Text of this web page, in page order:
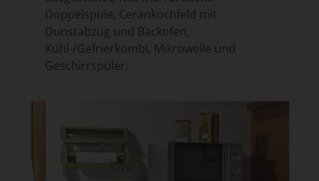
Doppelspüle, Cerankochfeld mit
Dunstabzug und Backofen,
Kühl-/Gefrierkombi, Mikrowelle und
Geschirrspüler.